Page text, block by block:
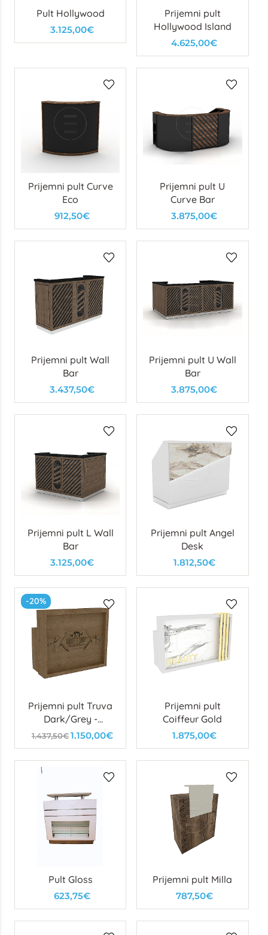
Pult Hollywood
3.125,00€
Prijemni pult
Hollywood Island
4.625,00€
Prijemni pult Curve
Eco
912,50€
Prijemni pult U
Curve Bar
3.875,00€
Prijemni pult Wall
Bar
3.437,50€
Prijemni pult U Wall
Bar
3.875,00€
Prijemni pult L Wall
Bar
3.125,00€
Prijemni pult Angel
Desk
1.812,50€
-20%
Prijemni pult Truva
Dark/Grey -
izložbeni primjerak
1.437,50€ 1.150,00€
Prijemni pult
Coiffeur Gold
1.875,00€
Pult Gloss
623,75€
Prijemni pult Milla
787,50€